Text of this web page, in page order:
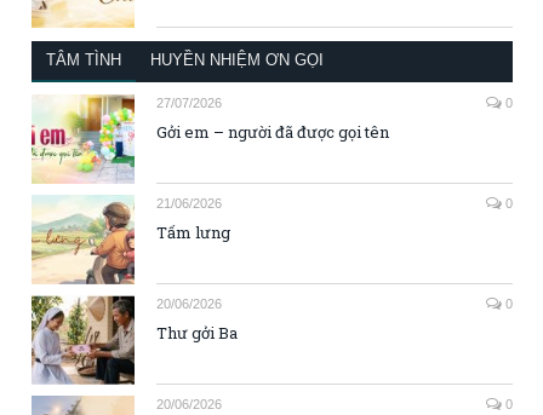
TÂM TÌNH HUYỀN NHIỆM ƠN GỌI
27/07/2026 0
Gởi em – người đã được gọi tên
21/06/2026 0
Tấm lưng
20/06/2026 0
Thư gởi Ba
20/06/2026 0